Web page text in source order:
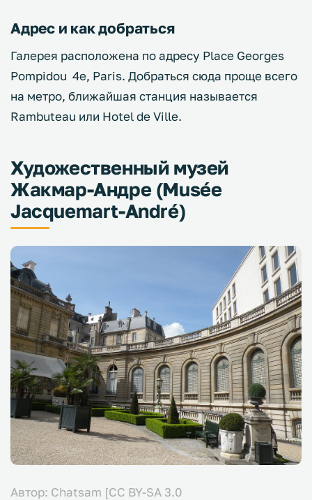
Адрес и как добраться
Галерея расположена по адресу Place Georges
Pompidou 4e, Paris. Добраться сюда проще всего
на метро, ближайшая станция называется
Rambuteau или Hotel de Ville.
Художественный музей
Жакмар-Андре (Musée
Jacquemart-André)
Автор: Chatsam [CC BY-SA 3.0